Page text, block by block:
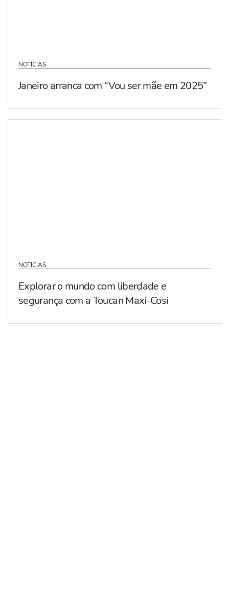
NOTÍCIAS
Janeiro arranca com “Vou ser mãe em 2025”
NOTÍCIAS
Explorar o mundo com liberdade e
segurança com a Toucan Maxi-Cosi